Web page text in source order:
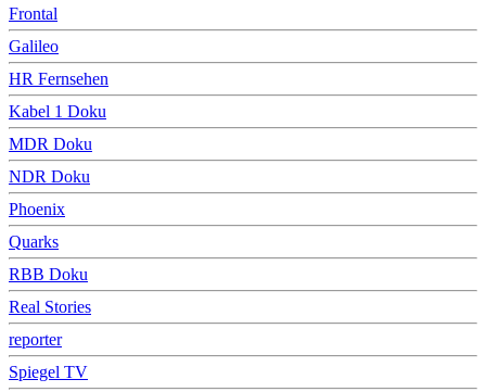
Frontal
Galileo
HR Fernsehen
Kabel 1 Doku
MDR Doku
NDR Doku
Phoenix
Quarks
RBB Doku
Real Stories
reporter
Spiegel TV